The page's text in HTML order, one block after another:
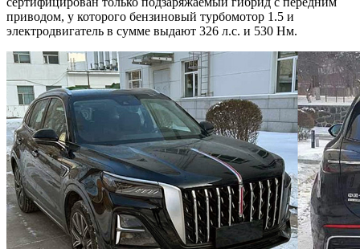
приводом, у которого бензиновый турбомотор 1.5 и
электродвигатель в сумме выдают 326 л.с. и 530 Нм.